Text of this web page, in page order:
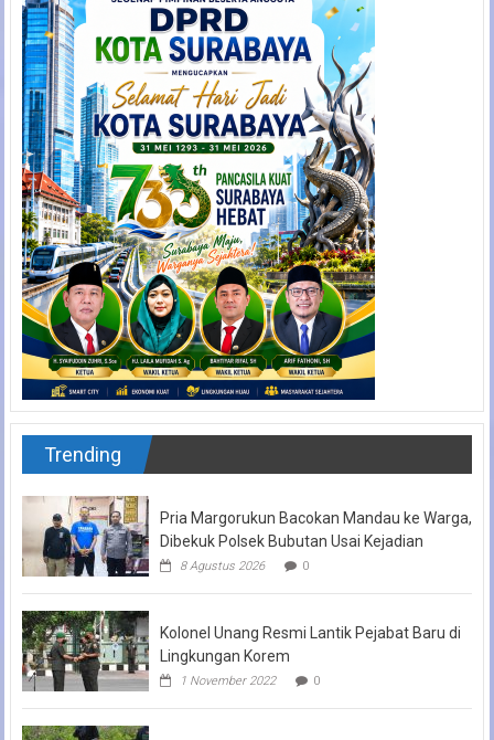
Trending
Pria Margorukun Bacokan Mandau ke Warga,
Dibekuk Polsek Bubutan Usai Kejadian
8 Agustus 2026 0
Kolonel Unang Resmi Lantik Pejabat Baru di
Lingkungan Korem
1 November 2022 0